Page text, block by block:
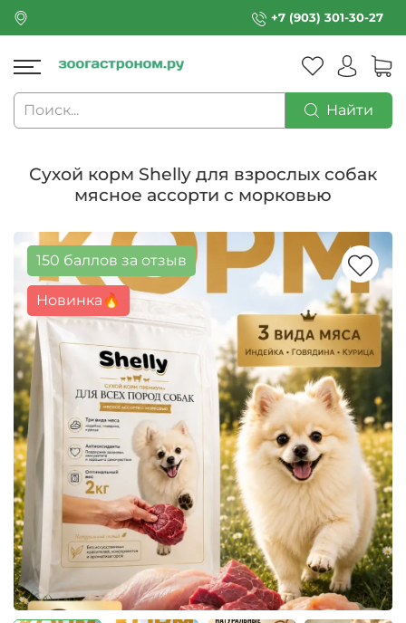
+7 (903) 301-30-27
Найти
Сухой корм Shelly для взрослых собак
мясное ассорти с морковью
150 баллов за отзыв
Новинка🔥